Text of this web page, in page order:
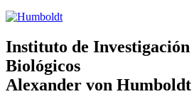
Instituto de Investigación
Biológicos
Alexander von Humboldt